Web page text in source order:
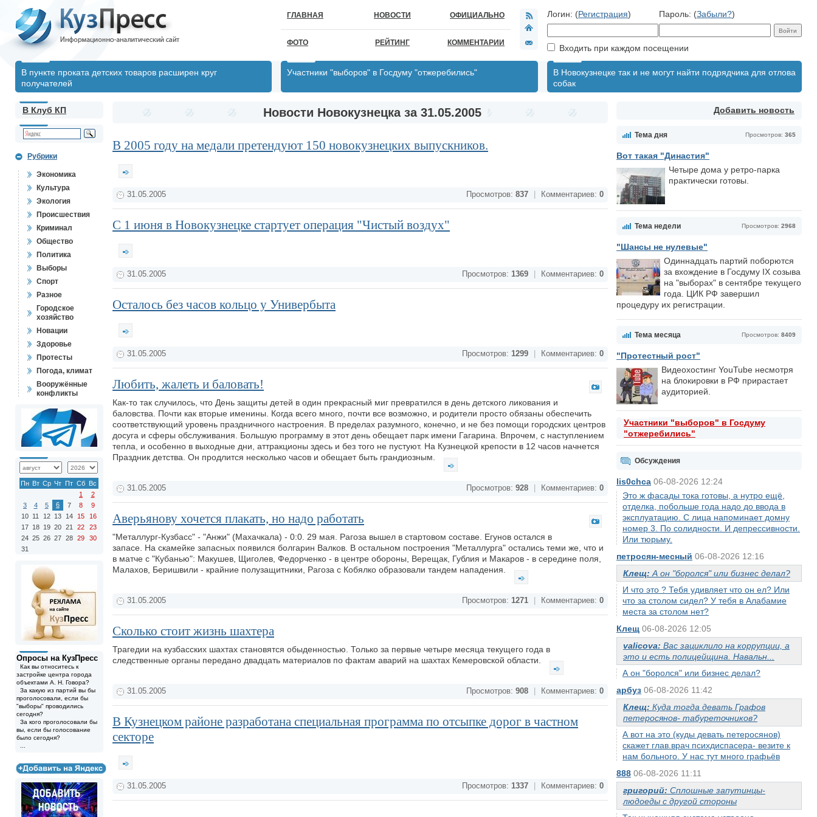
ГЛАВНАЯ НОВОСТИ ОФИЦИАЛЬНО
ФОТО РЕЙТИНГ КОММЕНТАРИИ
Логин: (Регистрация) Пароль: (Забыли?)
Входить при каждом посещении
В пункте проката детских товаров расширен круг
получателей
Участники "выборов" в Госдуму "отжеребились"
В Новокузнецке так и не могут найти подрядчика для отлова
собак
Добавить новость
Просмотров: 365
Тема дня
Вот такая "Династия"
Четыре дома у ретро-парка
практически готовы.
Просмотров: 2968
Тема недели
"Шансы не нулевые"
Одиннадцать партий поборются
за вхождение в Госдуму IX созыва
на "выборах" в сентябре текущего
года. ЦИК РФ завершил
процедуру их регистрации.
Просмотров: 8409
Тема месяца
"Протестный рост"
Видеохостинг YouTube несмотря
на блокировки в РФ прирастает
аудиторией.
Участники "выборов" в Госдуму
"отжеребились"
Обсуждения
lis0chca 06-08-2026 12:24
Это ж фасады тока готовы, а нутро ещё,
отделка, побольше года надо до ввода в
эксплуатацию. С лица напоминает домну
номер 3. По солидности. И депрессивности.
Или тюрьму.
петросян-месный 06-08-2026 12:16
Клещ: А он "боролся" или бизнес делал?
И что это ? Тебя удивляет что он ел? Или
что за столом сидел? У тебя в Алабамие
места за столом нет?
Клещ 06-08-2026 12:05
valicova: Вас зациклило на коррупции, а
это и есть полицейщина. Навальн...
А он "боролся" или бизнес делал?
арбуз 06-08-2026 11:42
Клещ: Куда тогда девать Графов
петеросянов- табуреточников?
А вот на это (куды девать петеросянов)
скажет глав.врач психдиспасера- везите к
нам больного. У нас тут много графьёв
888 06-08-2026 11:11
григорий: Сплошные запутинцы-
людоеды с другой стороны
В Клуб КП
Рубрики
Экономика
Культура
Экология
Происшествия
Криминал
Общество
Политика
Выборы
Спорт
Разное
Городское
хозяйство
Новации
Здоровье
Протесты
Погода, климат
Вооружённые
конфликты
Пн Вт Ср Чт Пт Сб Вс
1
2
3
4 5 6 7 8
9
10 11 12 13 14 15
16
17 18 19 20 21 22
23
24 25 26 27 28 29
30
31
Опросы на КузПресс
Как вы относитесь к
застройке центра города
объектами А. Н. Говора?
За какую из партий вы бы
проголосовали, если бы
"выборы" проводились
сегодня?
За кого проголосовали бы
вы, если бы голосование
было сегодня?
Новости Новокузнецка за 31.05.2005
В 2005 году на медали претендуют 150 новокузнецких выпускников.
31.05.2005 Просмотров: 837 Комментариев: 0
С 1 июня в Новокузнецке стартует операция "Чистый воздух"
31.05.2005 Просмотров: 1369 Комментариев: 0
Осталось без часов кольцо у Универбыта
31.05.2005 Просмотров: 1299 Комментариев: 0
Любить, жалеть и баловать!
Как-то так случилось, что День защиты детей в один прекрасный миг превратился в день детского ликования и
баловства. Почти как вторые именины. Когда всего много, почти все возможно, и родители просто обязаны обеспечить
соответствующий уровень праздничного настроения. В пределах разумного, конечно, и не без помощи городских центров
досуга и сферы обслуживания. Большую программу в этот день обещает парк имени Гагарина. Впрочем, с наступлением
тепла, и особенно в выходные дни, аттракционы здесь и без того не пустуют. На Кузнецкой крепости в 12 часов начнется
Праздник детства. Он продлится несколько часов и обещает быть грандиозным.
31.05.2005 Просмотров: 928 Комментариев: 0
Аверьянову хочется плакать, но надо работать
"Металлург-Кузбасс" - "Анжи" (Махачкала) - 0:0. 29 мая. Рагоза вышел в стартовом составе. Егунов остался в
запасе. На скамейке запасных появился болгарин Валков. В остальном построения "Металлурга" остались теми же, что и
в матче с "Кубанью": Макушев, Щиголев, Федорченко - в центре обороны, Верещак, Гублия и Макаров - в середине поля,
Малахов, Беришвили - крайние полузащитники, Рагоза с Кобялко образовали тандем нападения.
31.05.2005 Просмотров: 1271 Комментариев: 0
Сколько стоит жизнь шахтера
Трагедии на кузбасских шахтах становятся обыденностью. Только за первые четыре месяца текущего года в
следственные органы передано двадцать материалов по фактам аварий на шахтах Кемеровской области.
31.05.2005 Просмотров: 908 Комментариев: 0
В Кузнецком районе разработана специальная программа по отсыпке дорог в частном
секторе
31.05.2005 Просмотров: 1337 Комментариев: 0